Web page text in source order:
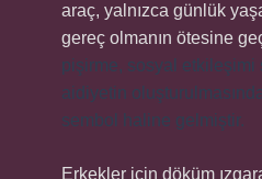
araç, yalnızca günlük
gereç olmanın ötesine
pişirme, sosyal etkileşimi
aidiyetin
sembol haline gelmiştir.
Erkekler için döküm